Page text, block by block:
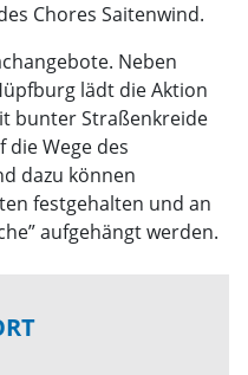
Chores Saitenwind.
Neben
lädt die Aktion
bunter Straßenkreide
Wege des
dazu können
festgehalten und an
aufgehängt werden.